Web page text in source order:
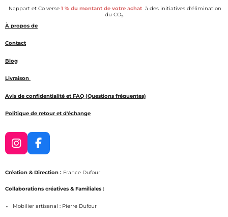
r
r
e
r
e
r
Nappart et Co verse 1 % du montant de votre achat à des initiatives d'élimination
du CO₂.
À propos de
Contact
Blog
Livraison
Avis de confidentialité et FAQ (Questions fréquentes)
Politique de retour et d'échange
I
n
s
a
r
F
a
c
b
o
Création & Direction : France Dufour
Collaborations créatives & Familiales :
Mobilier artisanal : Pierre Dufour